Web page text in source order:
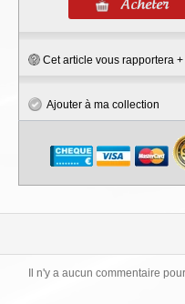
Cet article vous rapportera +
Ajouter à ma collection
Il n'y a aucun commentaire